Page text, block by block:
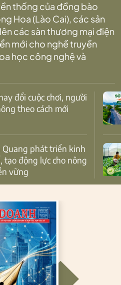
thống của đồng bào
Hoa (Lào Cai), các sản
các sàn thương mại điện
mới cho nghề truyền
học công nghệ và
theo cách mới
tạo động lực cho nông
vững